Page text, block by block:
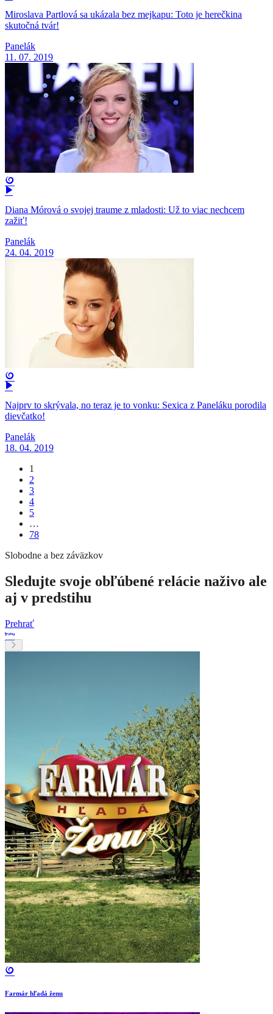
Miroslava Partlová sa ukázala bez mejkapu: Toto je herečkina
skutočná tvár!
Panelák
11. 07. 2019
Diana Mórová o svojej traume z mladosti: Už to viac nechcem
zažiť!
Panelák
24. 04. 2019
Najprv to skrývala, no teraz je to vonku: Sexica z Paneláku porodila
dievčatko!
Panelák
18. 04. 2019
1
2
3
4
5
…
78
Slobodne a bez záväzkov
Sledujte svoje obľúbené relácie naživo ale
aj v predstihu
Prehrať
Farmár hľadá ženu